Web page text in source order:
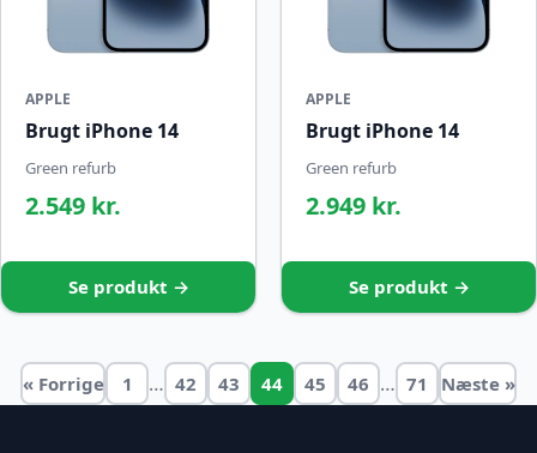
APPLE
Brugt iPhone 14
Green refurb
2.549 kr.
Se produkt →
APPLE
Brugt iPhone 14
Green refurb
2.949 kr.
Se produkt →
« Forrige 1 … 42 43 44 45 46 … 71 Næste »